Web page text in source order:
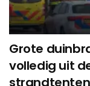
Grote
volledig uit